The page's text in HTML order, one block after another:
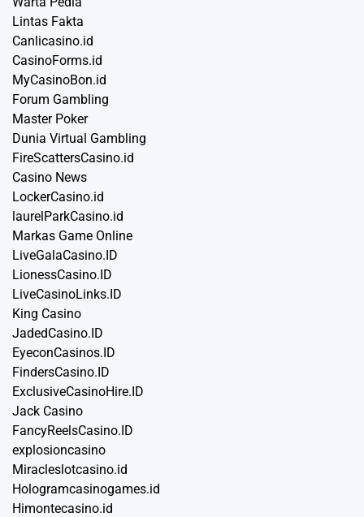
Lintas Fakta
Canlicasino.id
CasinoForms.id
MyCasinoBon.id
Forum Gambling
Master Poker
Dunia Virtual Gambling
FireScattersCasino.id
Casino News
LockerCasino.id
laurelParkCasino.id
Markas Game Online
LiveGalaCasino.ID
LionessCasino.ID
LiveCasinoLinks.ID
King Casino
JadedCasino.ID
EyeconCasinos.ID
FindersCasino.ID
ExclusiveCasinoHire.ID
Jack Casino
FancyReelsCasino.ID
explosioncasino
Miracleslotcasino.id
Hologramcasinogames.id
Himontecasino.id